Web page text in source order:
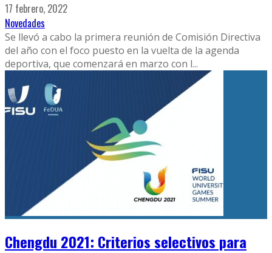
17 febrero, 2022
Novedades
Se llevó a cabo la primera reunión de Comisión Directiva
del año con el foco puesto en la vuelta de la agenda
deportiva, que comenzará en marzo con l...
Chengdu 2021: Criterios selectivos para